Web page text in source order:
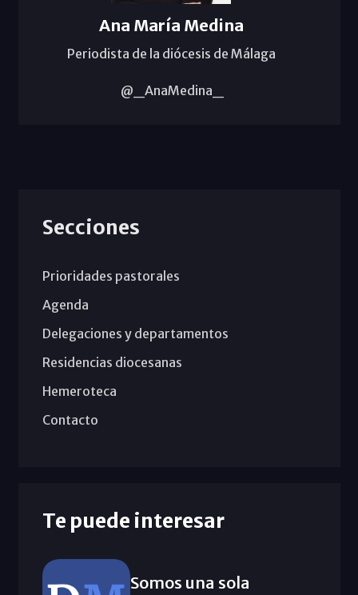
Ana María Medina
Periodista de la diócesis de Málaga
@_AnaMedina_
Secciones
Prioridades pastorales
Agenda
Delegaciones y departamentos
Residencias diocesanas
Hemeroteca
Contacto
Te puede interesar
Somos una sola